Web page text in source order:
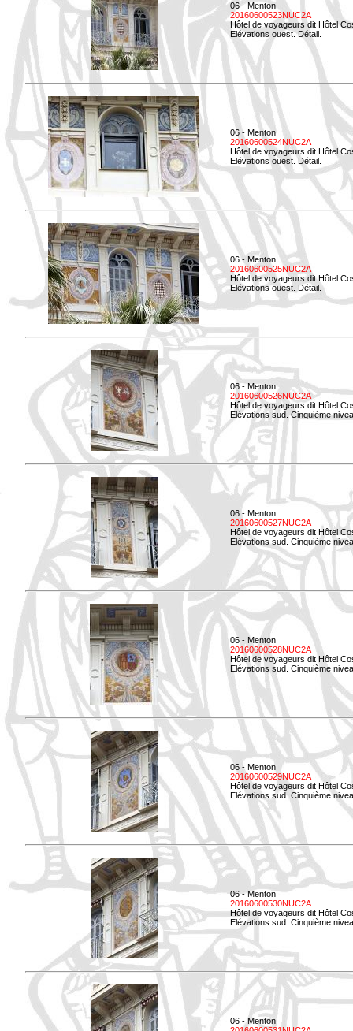
06 - Menton
20160600523NUC2A
Hôtel de voyageurs dit Hôtel
Elévations ouest. Détail.
06 - Menton
20160600524NUC2A
Hôtel de voyageurs dit Hôtel
Elévations ouest. Détail.
06 - Menton
20160600525NUC2A
Hôtel de voyageurs dit Hôtel
Elévations ouest. Détail.
06 - Menton
20160600526NUC2A
Hôtel de voyageurs dit Hôtel
Elévations sud. Cinquième
06 - Menton
20160600527NUC2A
Hôtel de voyageurs dit Hôtel
Elévations sud. Cinquième
06 - Menton
20160600528NUC2A
Hôtel de voyageurs dit Hôtel
Elévations sud. Cinquième
06 - Menton
20160600529NUC2A
Hôtel de voyageurs dit Hôtel
Elévations sud. Cinquième
06 - Menton
20160600530NUC2A
Hôtel de voyageurs dit Hôtel
Elévations sud. Cinquième
06 - Menton